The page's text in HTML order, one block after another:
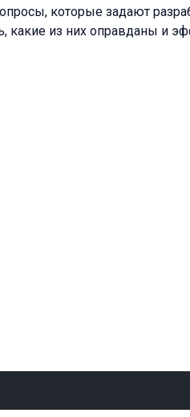
которые задают
какие из них оправданы и